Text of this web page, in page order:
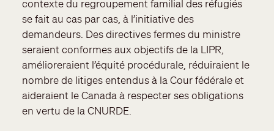
contexte du regroupement familial des réfugiés
se fait au cas par cas, à l’initiative des
demandeurs. Des directives fermes du ministre
seraient conformes aux objectifs de la LIPR,
amélioreraient l’équité procédurale, réduiraient le
nombre de litiges entendus à la Cour fédérale et
aideraient le Canada à respecter ses obligations
en vertu de la CNURDE.